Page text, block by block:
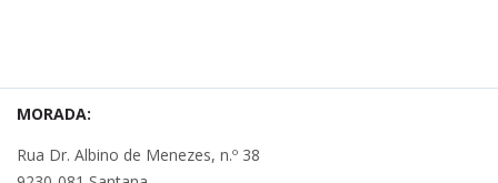
MORADA:
Rua Dr. Albino de Menezes, n.º 38